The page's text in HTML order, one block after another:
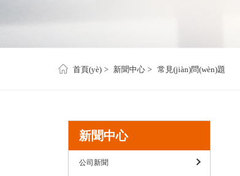
首頁(yè) 新聞中心 常見(jiàn)問(wèn)題
新聞中心
公司新聞